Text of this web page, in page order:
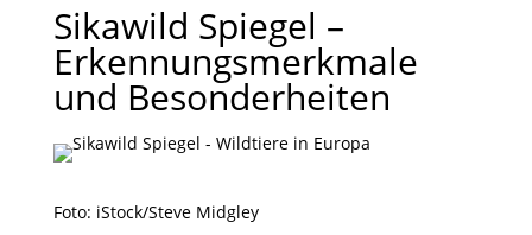
Sikawild Spiegel –
Erkennungsmerkmale
und Besonderheiten
Foto: iStock/Steve Midgley